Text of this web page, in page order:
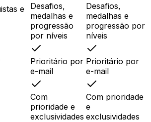
e
Desafios,
medalhas e
progressão
por níveis
Desafios,
medalhas e
progressão por
níveis
Prioritário por
e-mail
Prioritário por
e-mail
Com
prioridade e
exclusividades
Com prioridade
e
exclusividades